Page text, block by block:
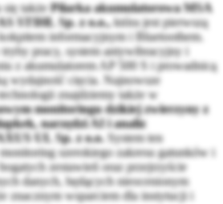
się takżePilarka akumulatorowa MSA
STIHL Sp. z o.o.,która jest pierwszą
informacyjnym i Bluetoothem.
pracy, system antywibracyjny i
z akumulatorem AP 500 S i prowadnicą
wydajność cięcia. Najnowsze
znajdziemy także w
monitoringu dzikiej zwierzyny z
narzędzi AI i analiz
UL Sp. z o.o. System ten
szerokiego zakresu gatunków i
zestawień oraz przejrzyście
danych, będących nieocenionym
znacznym wsparciem dla instytucji i